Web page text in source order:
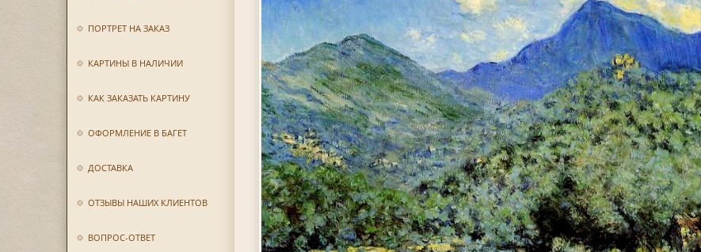
ПОРТРЕТ НА ЗАКАЗ
КАРТИНЫ В НАЛИЧИИ
КАК ЗАКАЗАТЬ КАРТИНУ
ОФОРМЛЕНИЕ В БАГЕТ
ДОСТАВКА
ОТЗЫВЫ НАШИХ КЛИЕНТОВ
ВОПРОС-ОТВЕТ